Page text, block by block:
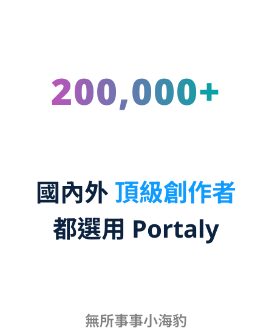
200,000+
國內外YouTuber
都選用 Portaly
無所事事小海豹